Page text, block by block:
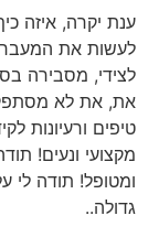
איזה כיף לי שאת
המעבר מעוסק
בסבלנות,
מסתפקת בזה..
לקידום
תודה לך על
לי על שבחרתי